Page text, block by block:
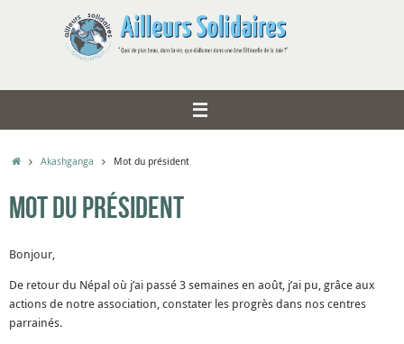
AccueilAkashganga Mot du président
Mot du président
Bonjour,
De retour du Népal où j’ai passé 3 semaines en août, j’ai pu, grâce aux
actions de notre association, constater les progrès dans nos centres
parrainés.